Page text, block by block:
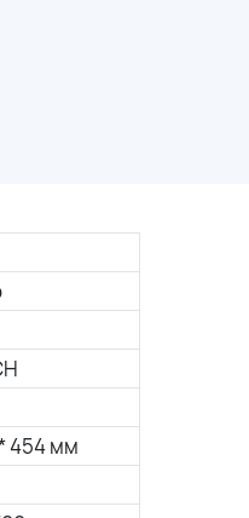
454 мм